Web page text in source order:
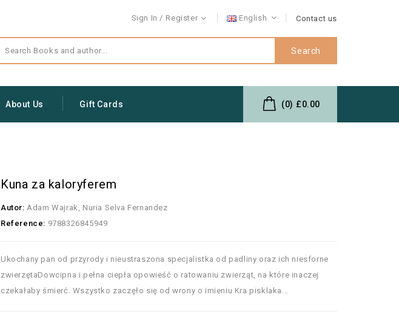
Sign In Register English Contact us
Search
About Us Gift Cards (0) £0.00
Kuna za kaloryferem
Autor: Adam Wajrak, Nuria Selva Fernandez
Reference: 9788326845949
Ukochany pan od przyrody i nieustraszona specjalistka od padliny oraz ich niesforne
zwierzętaDowcipna i pełna ciepła opowieść o ratowaniu zwierząt, na które inaczej
czekałaby śmierć. Wszystko zaczęło się od wrony o imieniu Kra pisklaka...